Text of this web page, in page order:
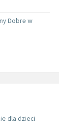
Dobre w
dla dzieci